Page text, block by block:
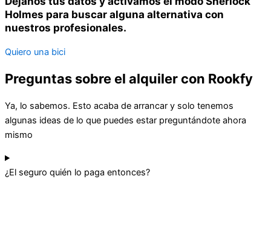
Holmes para buscar alguna alternativa con
nuestros profesionales.
Quiero una bici
Preguntas sobre el alquiler con Rookfy
Ya, lo sabemos. Esto acaba de arrancar y solo tenemos
algunas ideas de lo que puedes estar preguntándote ahora
mismo
¿El seguro quién lo paga entonces?